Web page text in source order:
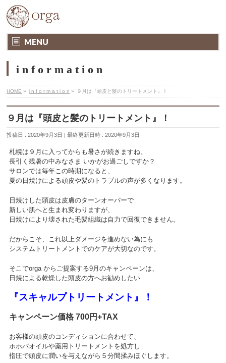
MENU
i n f o r m a t i o n
HOME » i n f o r m a t i o n » ９月は『頭皮と髪のトリートメント』！
９月は『頭皮と髪のトリートメント』！
投稿日 : 2020年9月3日 最終更新日時 : 2020年9月3日
札幌は９月に入ってからも暑さが続きますね。
長引く残暑の中みなさま いかがお過ごしですか？
サロンでは毎年この時期になると、
夏の日焼けによる頭皮や髪のトラブルの声が多くなります。
日焼けした頭皮は皮膚のターンオーバーで
新しい肌へと生まれ変わりますが、
日焼けにより壊された毛髪組織は自力で回復できません。
だからこそ、これ以上ダメージを進めない為にも
システムトリートメントでのケアが大切なのです。
そこでorga からご提案する9月のキャンペーンは、
日焼による乾燥した頭皮の方へお勧めしたい
『スキャルプトリートメント』！
キャンペーン価格 700円+TAX
お客様の頭皮のコンディションに合わせて、
ホホバオイルや薬用トリートメントを処方し
指圧で頭皮に潤いを与えながら５分間揉みほぐします。